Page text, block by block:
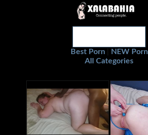
Best Porn
NEW Porn
All Categories